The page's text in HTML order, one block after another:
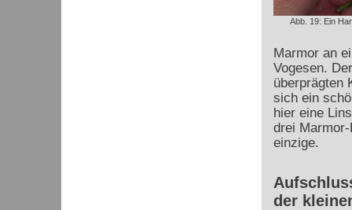
Abb. 19: Ein
Marmor an
Vogesen.
überprägten
sich ein
hier eine
drei
einzige.
der